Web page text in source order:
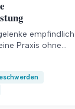
empfindlich
Praxis ohne